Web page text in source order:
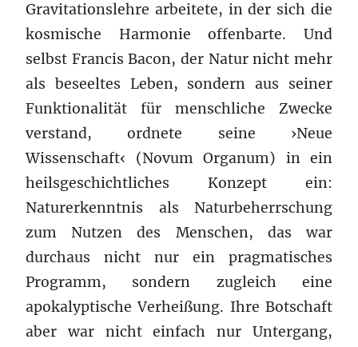
Gravitationslehre arbeitete, in der sich die
kosmische Harmonie offenbarte. Und
selbst Francis Bacon, der Natur nicht mehr
als beseeltes Leben, sondern aus seiner
Funktionalität für menschliche Zwecke
verstand, ordnete seine ›Neue
Wissenschaft‹ (Novum Organum) in ein
heilsgeschichtliches Konzept ein:
Naturerkenntnis als Naturbeherrschung
zum Nutzen des Menschen, das war
durchaus nicht nur ein pragmatisches
Programm, sondern zugleich eine
apokalyptische Verheißung. Ihre Botschaft
aber war nicht einfach nur Untergang,